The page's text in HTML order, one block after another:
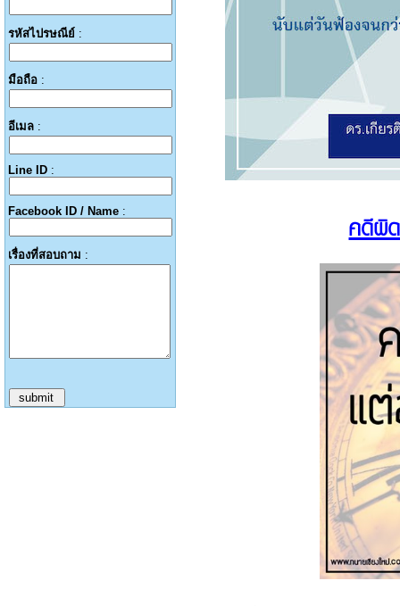
รหัสไปรษณีย์ :
มือถือ :
อีเมล :
Line ID :
Facebook ID / Name :
เรื่องที่สอบถาม :
คดีผิด